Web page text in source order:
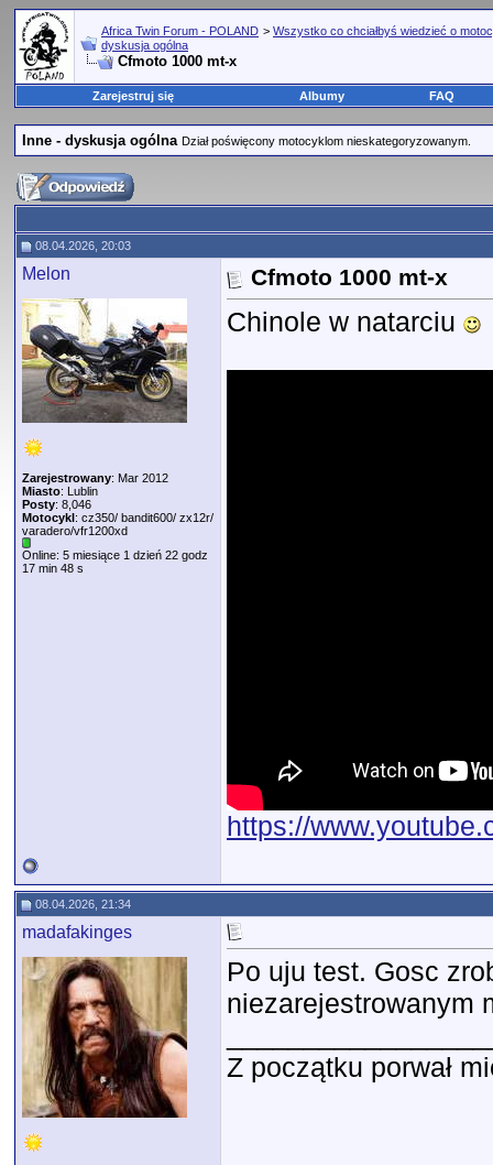
Africa Twin Forum - POLAND > Wszystko co chciałbyś wiedzieć o
dyskusja ogólna
Cfmoto 1000 mt-x
Zarejestruj się Albumy FAQ
Inne - dyskusja ogólna Dział poświęcony motocyklom nieskategoryzowanym.
08.04.2026, 20:03
Melon
Zarejestrowany: Mar 2012
Miasto: Lublin
Posty: 8,046
Motocykl: cz350/ bandit600/ zx12r/
varadero/vfr1200xd
Online: 5 miesiące 1 dzień 22 godz
17 min 48 s
Cfmoto 1000 mt-x
Chinole w natarciu
https://
08.04.2026, 21:34
madafakinges
Po uju test. Gosc
niezarejestrowanym
Z początku porwał